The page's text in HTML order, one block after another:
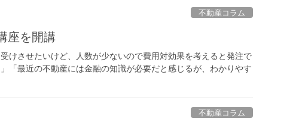
不動産コラム
座を開講
けさせたいけど、人数が少ないので費用対効果を考えると発注で
「最近の不動産には金融の知識が必要だと感じるが、わかりやす
不動産コラム